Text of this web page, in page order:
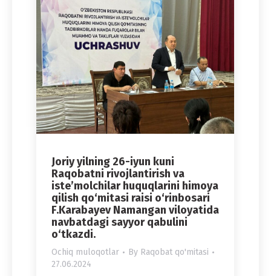
Joriy yilning 26-iyun kuni
Raqobatni rivojlantirish va
iste’molchilar huquqlarini himoya
qilish qo‘mitasi raisi o‘rinbosari
F.Karabayev Namangan viloyatida
navbatdagi sayyor qabulini
o‘tkazdi.
Ochiq muloqotlar By Raqobat qo'mitasi
27.06.2024